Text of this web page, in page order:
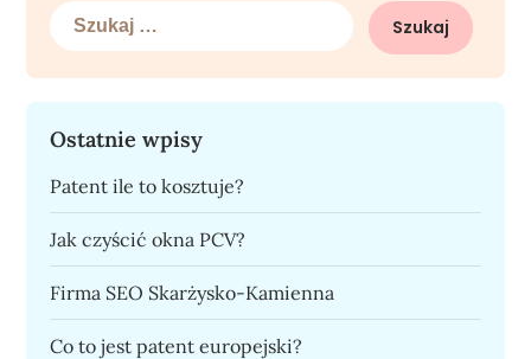
Szukaj:
Ostatnie wpisy
Patent ile to kosztuje?
Jak czyścić okna PCV?
Firma SEO Skarżysko-Kamienna
Co to jest patent europejski?